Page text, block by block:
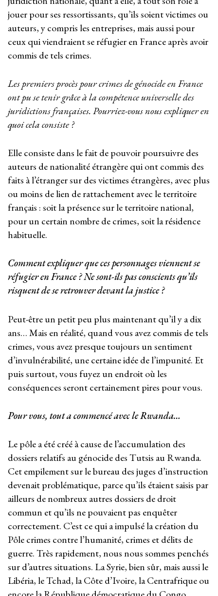
jouer pour ses ressortissants, qu’ils soient victimes ou
auteurs, y compris les entreprises, mais aussi pour
ceux qui viendraient se réfugier en France après avoir
commis de tels crimes.
Les premiers procès pour crimes de génocide en France
ont pu se tenir grâce à la compétence universelle des
juridictions françaises. Pourriez-vous nous expliquer en
quoi cela consiste ?
Elle consiste dans le fait de pouvoir poursuivre des
auteurs de nationalité étrangère qui ont commis des
faits à l’étranger sur des victimes étrangères, avec plus
ou moins de lien de rattachement avec le territoire
français : soit la présence sur le territoire national,
pour un certain nombre de crimes, soit la résidence
habituelle.
Comment expliquer que ces personnages viennent se
réfugier en France ? Ne sont-ils pas conscients qu’ils
risquent de se retrouver devant la justice ?
Peut-être un petit peu plus maintenant qu’il y a dix
ans… Mais en réalité, quand vous avez commis de tels
crimes, vous avez presque toujours un sentiment
d’invulnérabilité, une certaine idée de l’impunité. Et
puis surtout, vous fuyez un endroit où les
conséquences seront certainement pires pour vous.
Pour vous, tout a commencé avec le Rwanda…
Le pôle a été créé à cause de l’accumulation des
dossiers relatifs au génocide des Tutsis au Rwanda.
Cet empilement sur le bureau des juges d’instruction
devenait problématique, parce qu’ils étaient saisis par
ailleurs de nombreux autres dossiers de droit
commun et qu’ils ne pouvaient pas enquêter
correctement. C’est ce qui a impulsé la création du
Pôle crimes contre l’humanité, crimes et délits de
guerre. Très rapidement, nous nous sommes penchés
sur d’autres situations. La Syrie, bien sûr, mais aussi le
Libéria, le Tchad, la Côte d’Ivoire, la Centrafrique ou